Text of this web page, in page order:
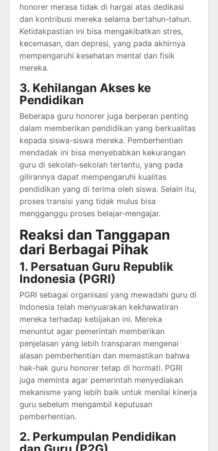
honorer merasa tidak di hargai atas dedikasi
dan kontribusi mereka selama bertahun-tahun.
Ketidakpastian ini bisa mengakibatkan stres,
kecemasan, dan depresi, yang pada akhirnya
mempengaruhi kesehatan mental dan fisik
mereka.
3. Kehilangan Akses ke
Pendidikan
Beberapa guru honorer juga berperan penting
dalam memberikan pendidikan yang berkualitas
kepada siswa-siswa mereka. Pemberhentian
mendadak ini bisa menyebabkan kekurangan
guru di sekolah-sekolah tertentu, yang pada
gilirannya dapat mempengaruhi kualitas
pendidikan yang di terima oleh siswa. Selain itu,
proses transisi yang tidak mulus bisa
mengganggu proses belajar-mengajar.
Reaksi dan Tanggapan
dari Berbagai Pihak
1. Persatuan Guru Republik
Indonesia (PGRI)
PGRI sebagai organisasi yang mewadahi guru di
Indonesia telah menyuarakan kekhawatiran
mereka terhadap kebijakan ini. Mereka
menuntut agar pemerintah memberikan
penjelasan yang lebih transparan mengenai
alasan pemberhentian dan memastikan bahwa
hak-hak guru honorer tetap di hormati. PGRI
juga meminta agar pemerintah menyediakan
mekanisme yang lebih baik untuk menilai kinerja
guru sebelum mengambil keputusan
pemberhentian.
2. Perkumpulan Pendidikan